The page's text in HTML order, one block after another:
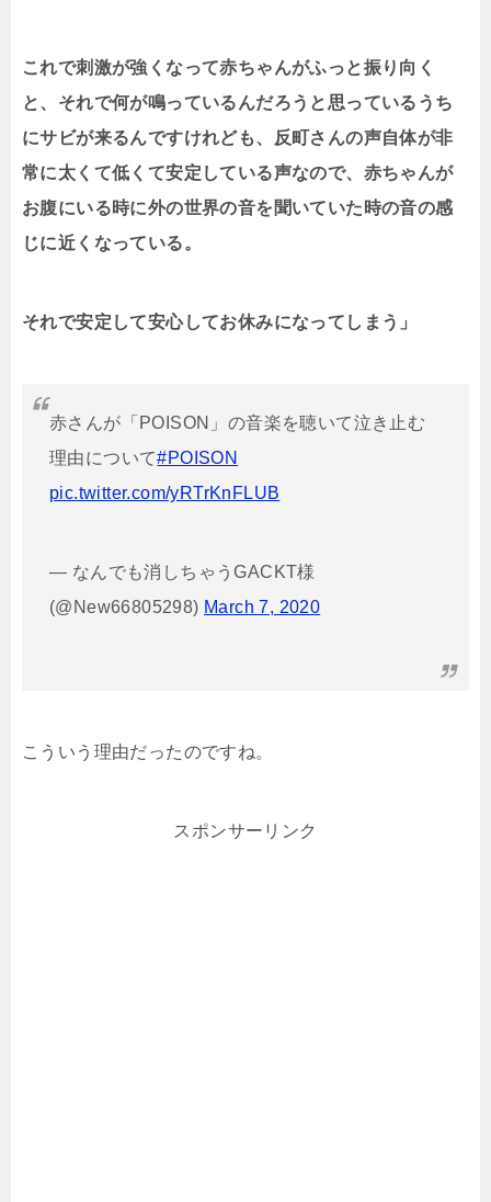
これで刺激が強くなって赤ちゃんがふっと振り向く
と、それで何が鳴っているんだろうと思っているうち
にサビが来るんですけれども、反町さんの声自体が非
常に太くて低くて安定している声なので、赤ちゃんが
お腹にいる時に外の世界の音を聞いていた時の音の感
じに近くなっている。
それで安定して安心してお休みになってしまう」
赤さんが「POISON」の音楽を聴いて泣き止む
理由について#POISON
pic.twitter.com/yRTrKnFLUB
— なんでも消しちゃうGACKT様
(@New66805298) March 7, 2020
こういう理由だったのですね。
スポンサーリンク